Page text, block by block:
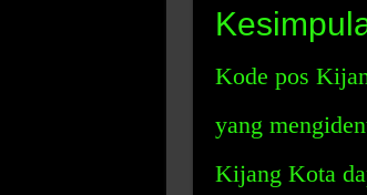
Kode pos
yang
Kijang Kota